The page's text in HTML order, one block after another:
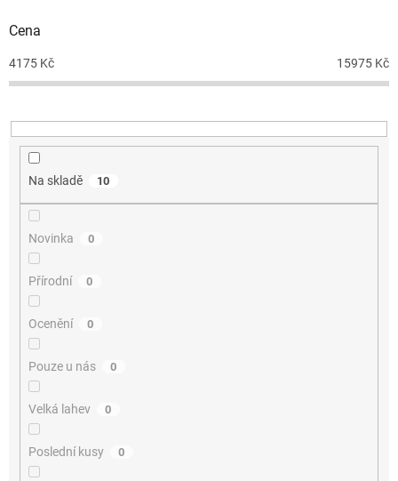
r
d
u
t
ů
Cena
4175 Kč 15975 Kč
Na skladě 10
Novinka 0
Přírodní 0
Ocenění 0
Pouze u nás 0
Velká lahev 0
Poslední kusy 0